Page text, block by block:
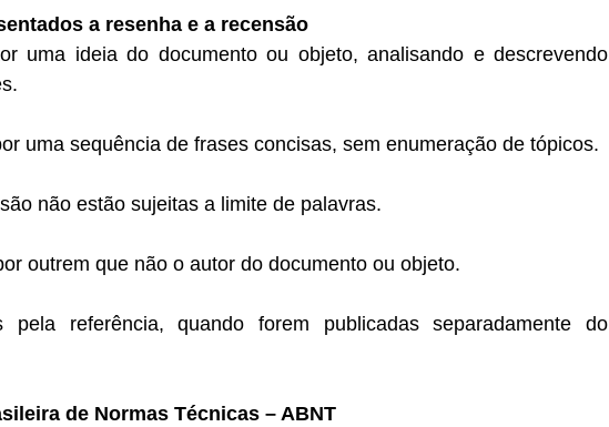
a resenha e a recensão
uma ideia do documento ou objeto, analisando e descrevendo
uma sequência de frases concisas, sem enumeração de tópicos.
não estão sujeitas a limite de palavras.
outrem que não o autor do documento ou objeto.
pela referência, quando forem publicadas separadamente do
de Normas Técnicas – ABNT